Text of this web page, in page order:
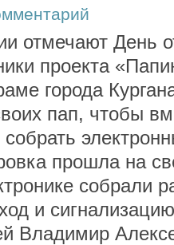
отмечают День
проекта
города
пап, чтобы
собрать
прошла на
собрали
и
Владимир